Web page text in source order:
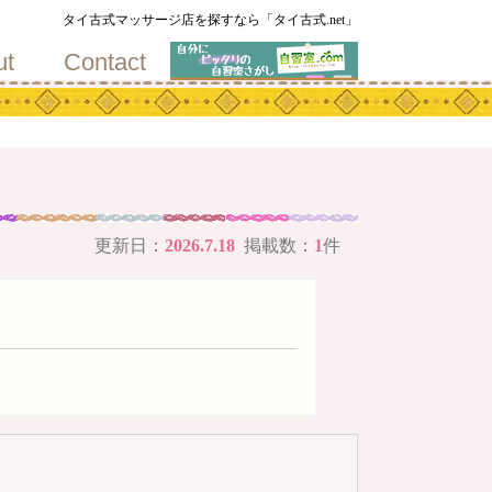
タイ古式マッサージ店を探すなら「タイ古式.net」
Contact
更新日： 2026.7.18 掲載数： 1件